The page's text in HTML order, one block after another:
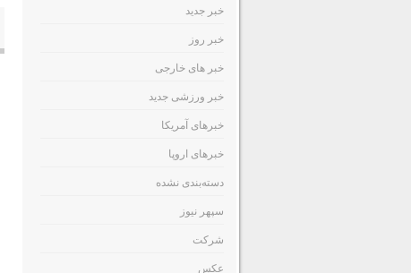
خبر جدید
خبر روز
خبر های خارجی
خبر ورزشی جدید
خبرهای آمریکا
خبرهای اروپا
دسته‌بندی نشده
سپهر نیوز
شرکت
عکس